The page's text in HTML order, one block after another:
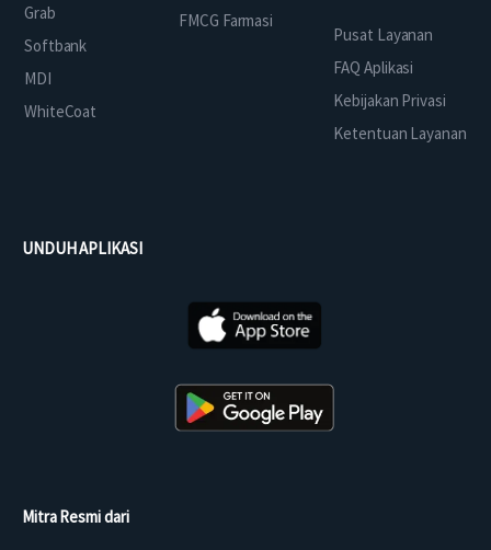
Grab
Softbank
MDI
WhiteCoat
FMCG Farmasi
Pusat Layanan
FAQ Aplikasi
Kebijakan Privasi
Ketentuan Layanan
UNDUH APLIKASI
Mitra Resmi dari